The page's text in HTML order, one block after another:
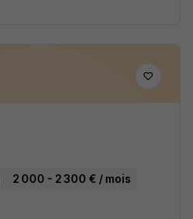
2 000 - 2 300 € / mois